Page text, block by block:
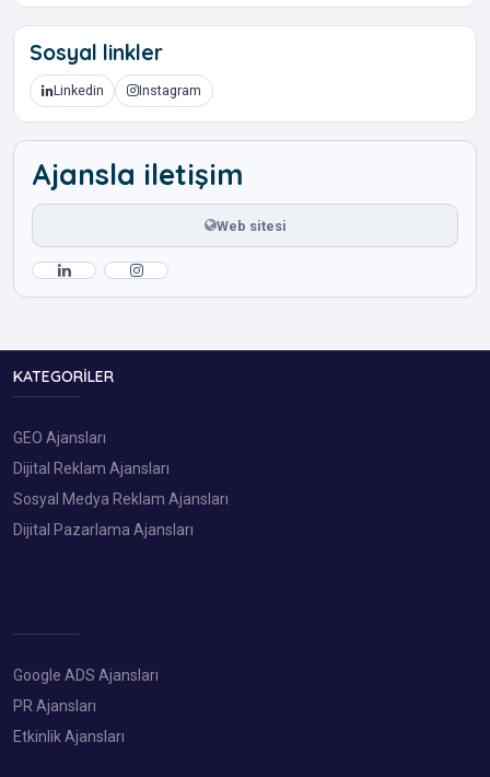
Sosyal linkler
Linkedin Instagram
Ajansla iletişim
Web sitesi
KATEGORILER
GEO Ajansları
Dijital Reklam Ajansları
Sosyal Medya Reklam Ajansları
Dijital Pazarlama Ajansları
Google ADS Ajansları
PR Ajansları
Etkinlik Ajansları